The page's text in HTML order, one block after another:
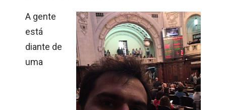
A gente
está
diante de
uma